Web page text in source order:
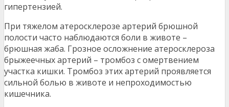
гипертензией.
При тяжелом атеросклерозе артерий брюшной
полости часто наблюдаются боли в животе –
брюшная жаба. Грозное осложнение атеросклероза
брыжеечных артерий – тромбоз с омертвением
участка кишки. Тромбоз этих артерий проявляется
сильной болью в животе и непроходимостью
кишечника.